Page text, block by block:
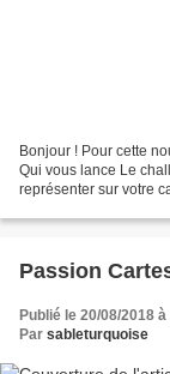
Bonjour ! Pour cette
Qui vous lance Le
représenter sur votre
Passion
Publié le 20/08/2018 à
Par sableturquoise